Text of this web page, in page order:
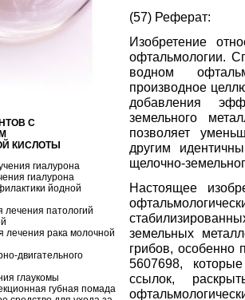
С
КИСЛОТЫ
гиалурона
гиалурона
йодной
лечения патологий
лечения рака молочной
двигательного
глаукомы
губная помада
(57) Реферат:
Изобретение
офтальмологии.
водном
производное
добавления
земельного
позволяет
другим
щелочно-
Настоящее
земельных
грибов, особенно
5607698,
ссылок,